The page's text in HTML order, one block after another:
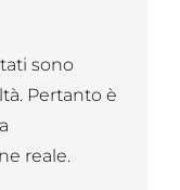
sono
Pertanto è
reale.